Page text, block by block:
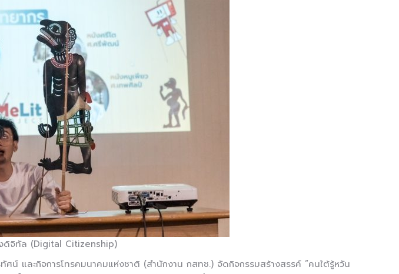
ดิจิทัล (Digital Citizenship)
ศน์ และกิจการโทรคมนาคมแห่งชาติ (สำนักงาน กสทช.) จัดกิจกรรมสร้างสรรค์ “คนใต้รู้หวัน